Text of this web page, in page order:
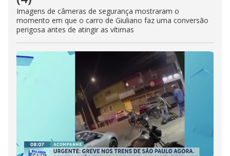
Imagens de câmeras de segurança mostraram o
momento em que o carro de Giuliano faz uma conversão
perigosa antes de atingir as vítimas